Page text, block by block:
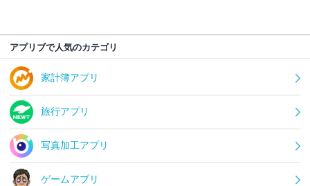
アプリブで人気のカテゴリ
家計簿アプリ
旅行アプリ
写真加工アプリ
ゲームアプリ